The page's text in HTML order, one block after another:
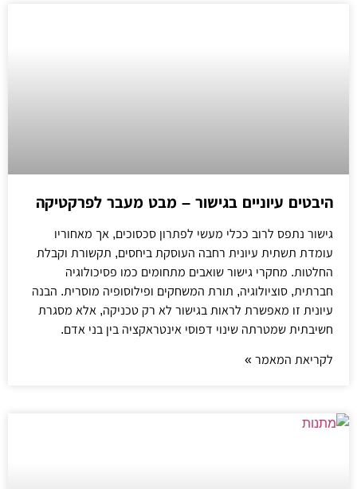
היבטים עיוניים בגישור – מבט מעבר לפרקטיקה
גישור נתפס לרוב ככלי מעשי לפתרון סכסוכים, אך מאחוריו
עומדת תשתית עיונית רחבה העוסקת ביחסים, תקשורת וקבלת
החלטות. מחקרי גישור שואבים מתחומים כמו פסיכולוגיה
חברתית, סוציולוגיה, תורת המשחקים ופילוסופיה מוסרית. הבנה
עיונית זו מאפשרת לראות בגישור לא רק טכניקה, אלא מסגרת
חשיבתית שמטרתה שינוי דפוסי אינטראקציה בין בני אדם.
לקריאת המאמר »